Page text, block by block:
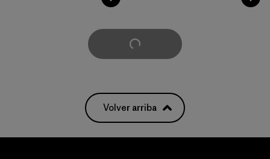
Cargar Más
Volver arriba